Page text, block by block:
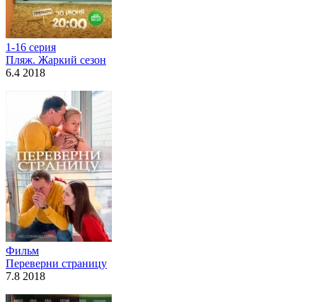
1-16 серия
Пляж. Жаркий сезон
6.4 2018
Фильм
Переверни страницу
7.8 2018